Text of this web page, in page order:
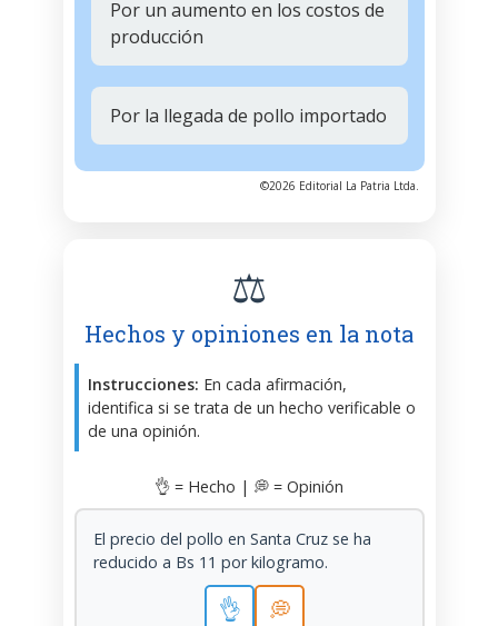
Por un aumento en los costos de
producción
Por la llegada de pollo importado
©2026 Editorial La Patria Ltda.
⚖️
Hechos y opiniones en la nota
Instrucciones: En cada afirmación,
identifica si se trata de un hecho verificable o
de una opinión.
👌 = Hecho | 💭 = Opinión
El precio del pollo en Santa Cruz se ha
reducido a Bs 11 por kilogramo.
👌 💭